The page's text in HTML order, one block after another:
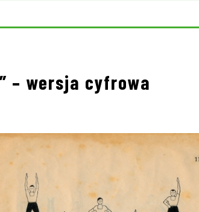
– wersja cyfrowa